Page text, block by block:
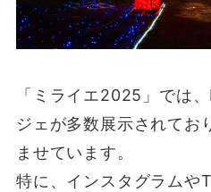
「ミライエ2025」では
ジェが多数展示されてお
ませています。
特に、インスタグラム